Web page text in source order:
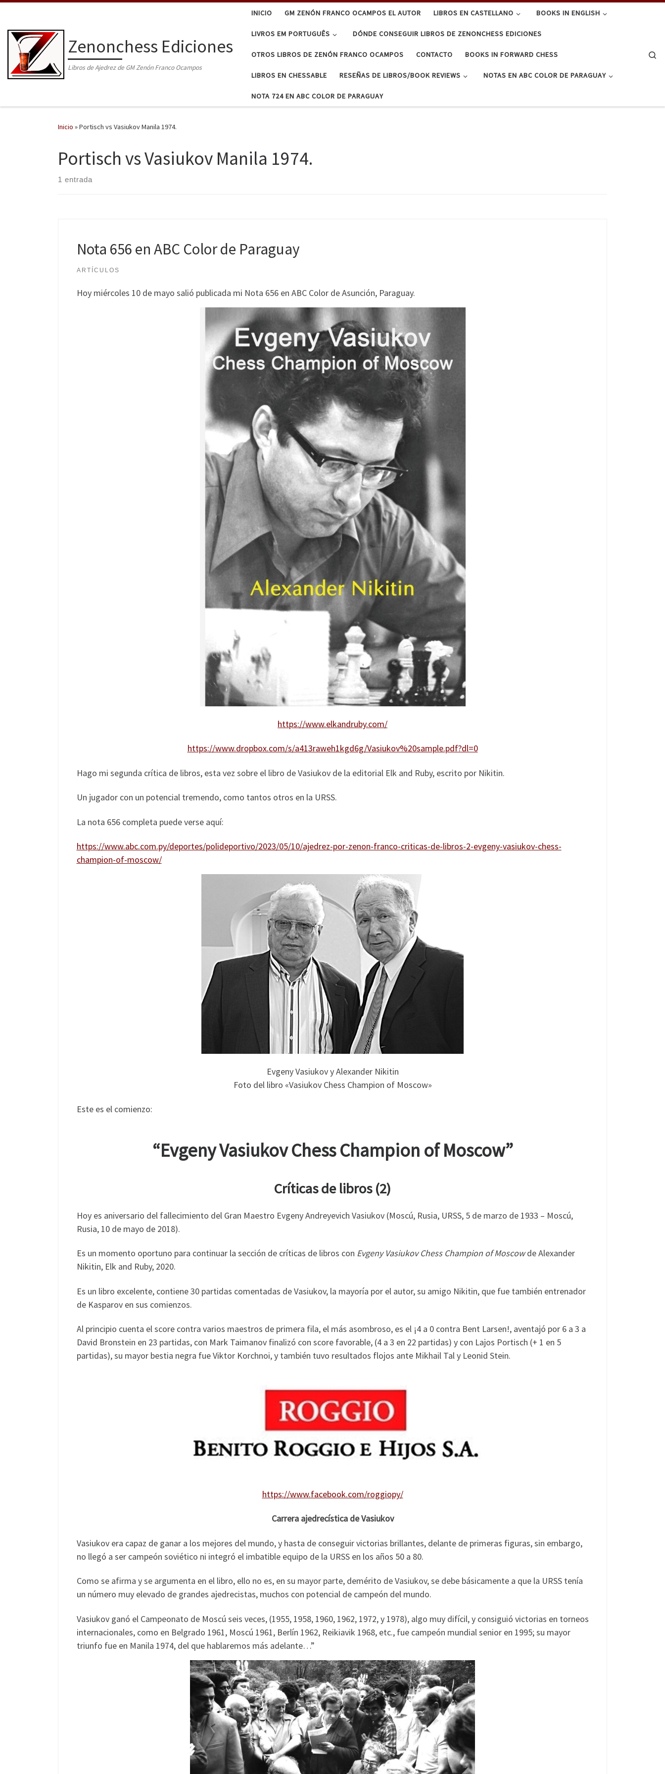
Zenonchess Ediciones
Libros de Ajedrez de GM Zenón Franco Ocampos
INICIO GM ZENÓN FRANCO OCAMPOS EL AUTOR LIBROS EN CASTELLANO BOOKS IN ENGLISH
LIVROS EM PORTUGUÊS DÓNDE CONSEGUIR LIBROS DE ZENONCHESS EDICIONES
OTROS LIBROS DE ZENÓN FRANCO OCAMPOS CONTACTO BOOKS IN FORWARD CHESS
LIBROS EN CHESSABLE RESEÑAS DE LIBROS/BOOK REVIEWS NOTAS EN ABC COLOR DE PARAGUAY
NOTA 724 EN ABC COLOR DE PARAGUAY
Inicio »Portisch vs Vasiukov Manila 1974.
Portisch vs Vasiukov Manila 1974.
1 entrada
Nota 656 en ABC Color de Paraguay
ARTÍCULOS
Hoy miércoles 10 de mayo salió publicada mi Nota 656 en ABC Color de Asunción, Paraguay.
https://www.elkandruby.com/
https://www.dropbox.com/s/a413raweh1kgd6g/Vasiukov%20sample.pdf?dl=0
Hago mi segunda crítica de libros, esta vez sobre el libro de Vasiukov de la editorial Elk and Ruby, escrito por Nikitin.
Un jugador con un potencial tremendo, como tantos otros en la URSS.
La nota 656 completa puede verse aquí:
https://www.abc.com.py/deportes/polideportivo/2023/05/10/ajedrez-por-zenon-franco-criticas-de-libros-2-evgeny-vasiukov-chess-
champion-of-moscow/
Evgeny Vasiukov y Alexander Nikitin
Foto del libro «Vasiukov Chess Champion of Moscow»
Este es el comienzo:
“Evgeny Vasiukov Chess Champion of Moscow”
Críticas de libros (2)
Hoy es aniversario del fallecimiento del Gran Maestro Evgeny Andreyevich Vasiukov (Moscú, Rusia, URSS, 5 de marzo de 1933 – Moscú,
Rusia, 10 de mayo de 2018).
Es un momento oportuno para continuar la sección de críticas de libros con Evgeny Vasiukov Chess Champion of Moscowde Alexander
Nikitin, Elk and Ruby, 2020.
Es un libro excelente, contiene 30 partidas comentadas de Vasiukov, la mayoría por el autor, su amigo Nikitin, que fue también entrenador
de Kasparov en sus comienzos.
Al principio cuenta el score contra varios maestros de primera fila, el más asombroso, es el ¡4 a 0 contra Bent Larsen!, aventajó por 6 a 3 a
David Bronstein en 23 partidas, con Mark Taimanov finalizó con score favorable, (4 a 3 en 22 partidas) y con Lajos Portisch (+ 1 en 5
partidas), su mayor bestia negra fue Viktor Korchnoi, y también tuvo resultados flojos ante Mikhail Tal y Leonid Stein.
https://www.facebook.com/roggiopy/
Carrera ajedrecística de Vasiukov
Vasiukov era capaz de ganar a los mejores del mundo, y hasta de conseguir victorias brillantes, delante de primeras figuras, sin embargo,
no llegó a ser campeón soviético ni integró el imbatible equipo de la URSS en los años 50 a 80.
Como se afirma y se argumenta en el libro, ello no es, en su mayor parte, demérito de Vasiukov, se debe básicamente a que la URSS tenía
un número muy elevado de grandes ajedrecistas, muchos con potencial de campeón del mundo.
Vasiukov ganó el Campeonato de Moscú seis veces, (1955, 1958, 1960, 1962, 1972, y 1978), algo muy difícil, y consiguió victorias en torneos
internacionales, como en Belgrado 1961, Moscú 1961, Berlín 1962, Reikiavik 1968, etc., fue campeón mundial senior en 1995; su mayor
triunfo fue en Manila 1974, del que hablaremos más adelante…”